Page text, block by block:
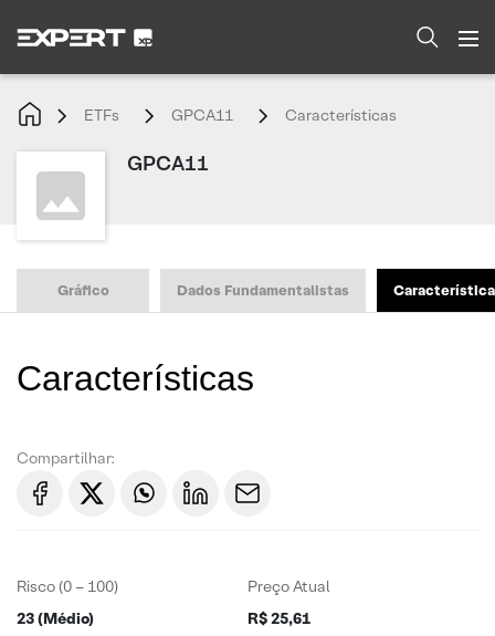
ETFs GPCA11 Características
GPCA11
Gráfico Dados Fundamentalistas
Características
Compartilhar:
Risco (0 – 100)
23 (Médio)
Preço Atual
R$ 25,61